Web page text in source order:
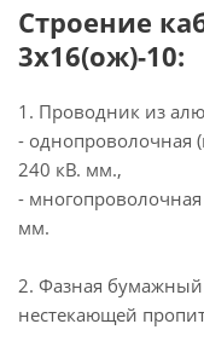
Строение
3х16(ож)-10:
1. Проводник из
- однопроволочная
240 кВ. мм.,
-
мм.
2. Фазная
нестекающей